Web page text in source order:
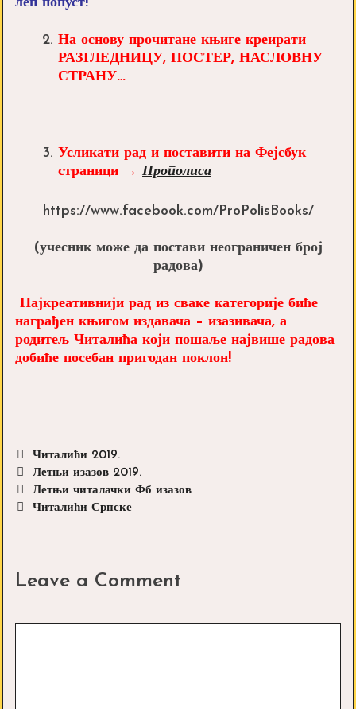
На основу прочитане књиге креирати
РАЗГЛЕДНИЦУ, ПОСТЕР, НАСЛОВНУ
СТРАНУ…
Усликати рад и поставити на Фејсбук
страници → Прополиса
https://www.facebook.com/ProPolisBooks/
(учесник може да постави неограничен број
радова)
Најкреативнији рад из сваке категорије биће
награђен књигом издавача – изазивача, а
родитељ Читалића који пошаље највише радова
добиће посебан пригодан поклон!
Categories
Читалићи 2019.
Tags
Летњи изазов 2019.
Post
navigation
Летњи читалачки Фб изазов
Читалићи Српске
Leave a Comment